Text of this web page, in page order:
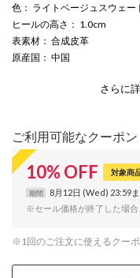
色 ： ライトベージュスウェー
ヒールの高さ ： 1.0cm
表素材 ： 合成皮革
原産国 ： 中国
さらに
ご利用可能なクーポン
10% OFF 対象商
期間 8月12日 (Wed) 23:59
※セール価格が終了した場
※1回のご注文に使えるクー